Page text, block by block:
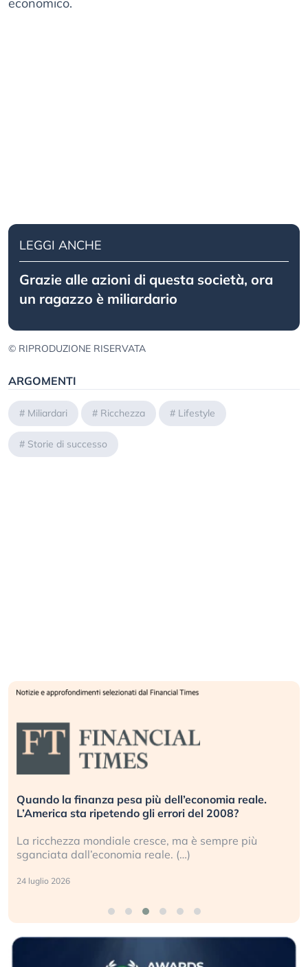
economico.
LEGGI ANCHE
Grazie alle azioni di questa società, ora
un ragazzo è miliardario
© RIPRODUZIONE RISERVATA
ARGOMENTI
# Miliardari # Ricchezza # Lifestyle
# Storie di successo
Quando la finanza pesa più dell’economia reale.
L’America sta ripetendo gli errori del 2008?
La ricchezza mondiale cresce, ma è sempre più
sganciata dall’economia reale. (…)
24 luglio 2026